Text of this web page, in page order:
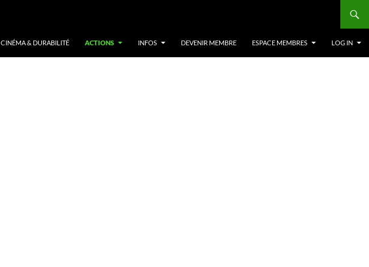
CINÉMA & DURABILITÉ ACTIONS INFOS DEVENIR MEMBRE ESPACE MEMBRES LOG IN